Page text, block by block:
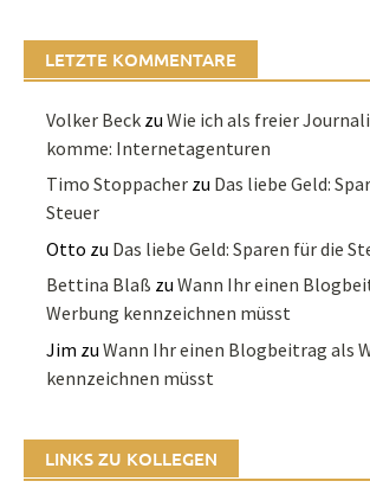
LETZTE KOMMENTARE
Volker Beck zuWie ich als freier
komme: Internetagenturen
Timo Stoppacher zu Das liebe Geld:
Steuer
Otto zu Das liebe Geld: Sparen für die
Bettina Blaß zuWann Ihr einen
Werbung kennzeichnen müsst
Jim zuWann Ihr einen Blogbeitrag als
kennzeichnen müsst
LINKS ZU KOLLEGEN